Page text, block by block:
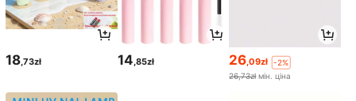
18,73zł 14,85zł 26,09zł
-2%
26,73zł мін. ціна